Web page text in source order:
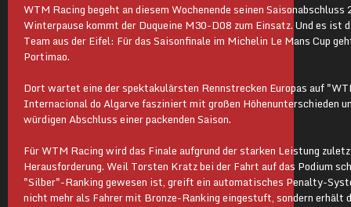
WTM Racing begeht an diesem Wochenende seinen
Winterpause kommt der Duqueine M30-D08 zum Einsatz. Und es ist
Team aus der Eifel: Für das Saisonfinale im Michelin Le Mans Cup
Portimao.
Dort wartet eine der spektakulärsten Rennstrecken Europas auf
Internacional do Algarve fasziniert mit großen Höhenunterschieden
würdigen Abschluss einer packenden Saison.
Für WTM Racing wird das Finale aufgrund der starken Leistung
Herausforderung. Weil Torsten Kratz bei der Fahrt auf das Podium
"Silber"-Ranking gewesen ist, greift ein automatisches Penalty-
nicht mehr als Fahrer mit Bronze-Ranking eingestuft, sondern erhält